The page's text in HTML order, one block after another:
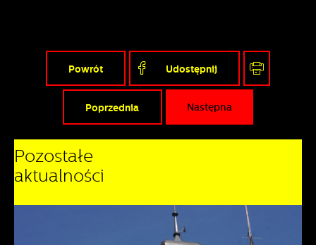
Powrót Udostępnij
Poprzednia Następna
Pozostałe
aktualności